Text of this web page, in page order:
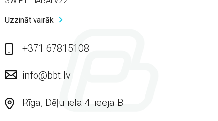
Uzzināt vairāk
+371 67815108
info@bbt.lv
Rīga, Dēļu iela 4, ieeja B